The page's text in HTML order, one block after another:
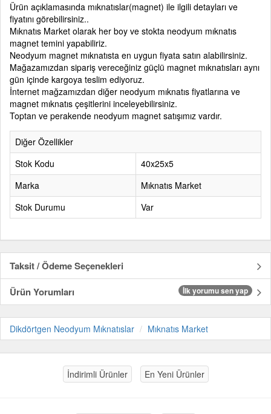
Ürün açıklamasında mıknatıslar(magnet) ile ilgili detayları ve
fiyatını görebilirsiniz..
Mıknatıs Market olarak her boy ve stokta neodyum mıknatıs
magnet temini yapabiliriz.
Neodyum magnet mıknatısta en uygun fiyata satın alabilirsiniz.
Mağazamızdan sipariş vereceğiniz güçlü magnet mıknatısları aynı
gün içinde kargoya teslim ediyoruz.
İnternet mağzamızdan diğer neodyum mıknatıs fiyatlarına ve
magnet mıknatıs çeşitlerini inceleyebilirsiniz.
Toptan ve perakende neodyum magnet satışımız vardır.
Diğer Özellikler
Stok Kodu
40x25x5
Marka
Mıknatıs Market
Stok Durumu
Var
Taksit / Ödeme Seçenekleri
Ürün Yorumları
İlk yorumu sen yap
Dikdörtgen Neodyum Mıknatıslar Mıknatıs Market
İndirimli Ürünler En Yeni Ürünler